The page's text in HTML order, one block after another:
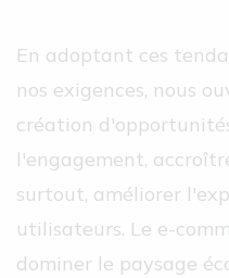
En adoptant ces
nos exigences, nous
création
l'engagement,
surtout, améliorer
utilisateurs. Le e-
dominer le paysage